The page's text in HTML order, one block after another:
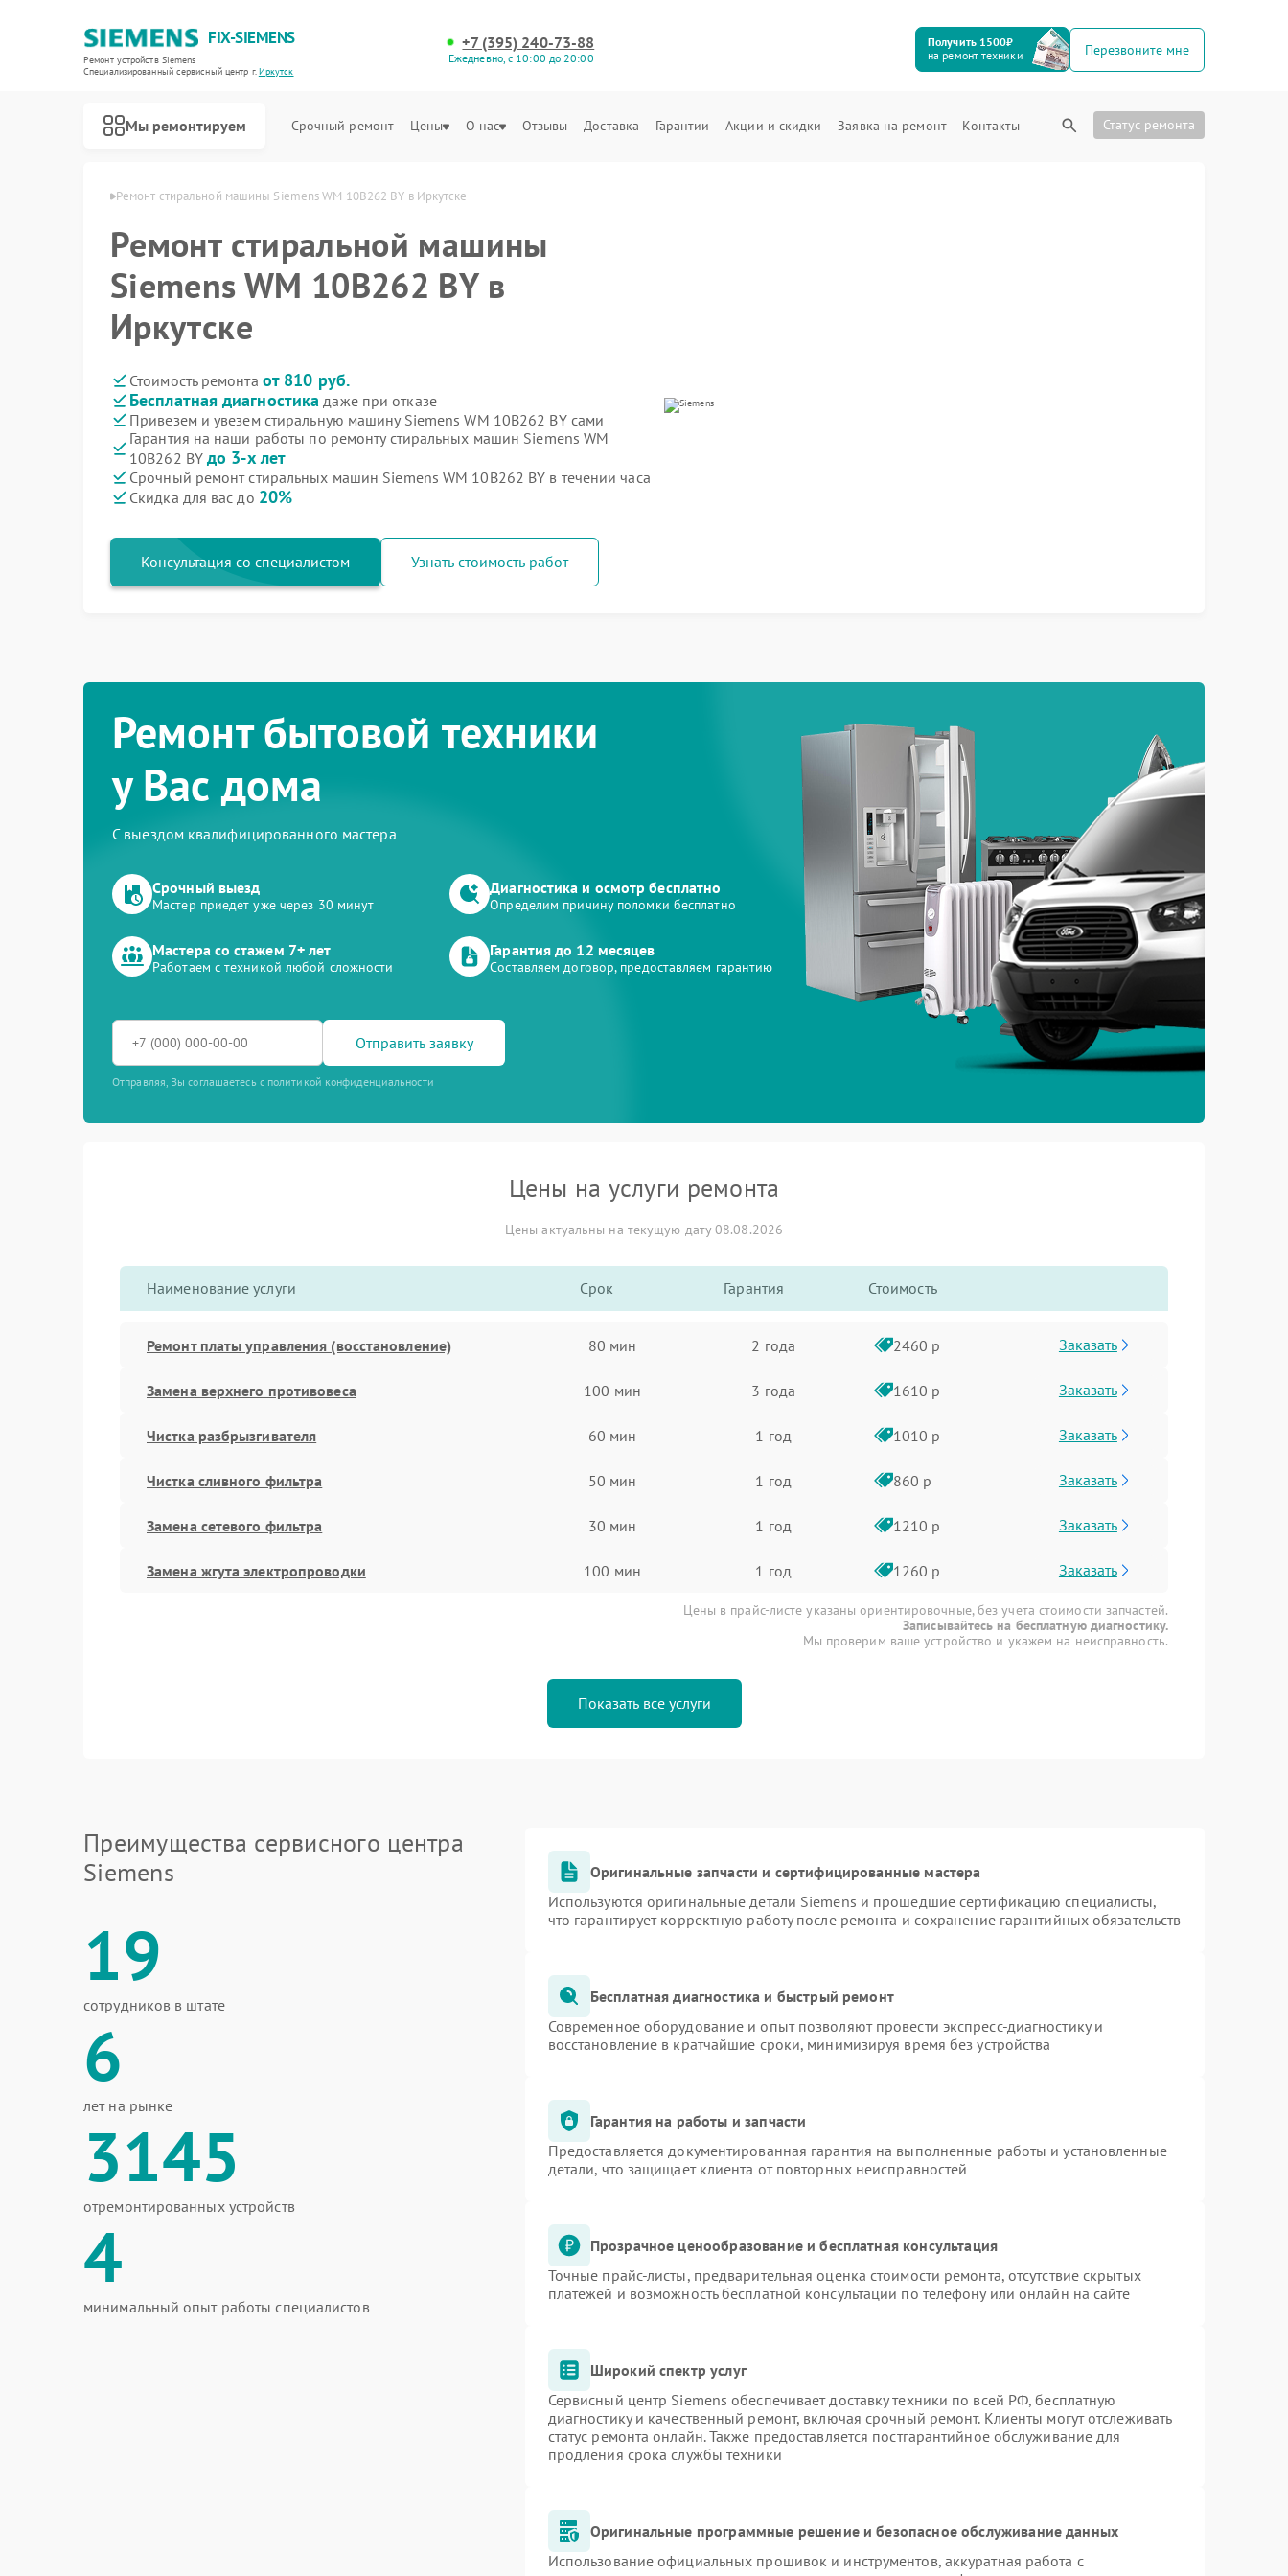
FIX-SIEMENS
Ремонт устройств Siemens
Специализированный cервисный центр г.Иркутск
+7 (395) 240-73-88
Ежедневно, с 10:00 до 20:00
Получить 1500₽
на ремонт техники
Перезвоните мне
Мы ремонтируем Срочный ремонт Цены О нас Отзывы Доставка Гарантии Акции и скидки Заявка на ремонт Контакты Статус ремонта
Ремонт стиральной машины Siemens WM 10B262 BY в Иркутске
Ремонт стиральной машины
Siemens WM 10B262 BY в
Иркутске
Стоимость ремонта от 810 руб.
Бесплатная диагностика даже при отказе
Привезем и увезем стиральную машину Siemens WM 10B262 BY сами
Гарантия на наши работы по ремонту стиральных машин Siemens WM
10B262 BY до 3-х лет
Срочный ремонт стиральных машин Siemens WM 10B262 BY в течении часа
Скидка для вас до 20%
Консультация со специалистом Узнать стоимость работ
Ремонт бытовой техники
у Вас дома
С выездом квалифицированного мастера
Срочный выезд
Мастер приедет уже через 30 минут
Диагностика и осмотр бесплатно
Определим причину поломки бесплатно
Мастера со стажем 7+ лет
Работаем с техникой любой сложности
Гарантия до 12 месяцев
Составляем договор, предоставляем гарантию
Отправить заявку
Отправляя, Вы соглашаетесь с политикой конфиденциальности
Цены на услуги ремонта
Цены актуальны на текущую дату 08.08.2026
Наименование услуги Срок Гарантия Стоимость
Ремонт платы управления (восстановление) 80 мин 2 года 2460 р Заказать
Замена верхнего противовеса 100 мин 3 года 1610 р Заказать
Чистка разбрызгивателя 60 мин 1 год 1010 р Заказать
Чистка сливного фильтра 50 мин 1 год 860 р Заказать
Замена сетевого фильтра 30 мин 1 год 1210 р Заказать
Замена жгута электропроводки 100 мин 1 год 1260 р Заказать
Цены в прайс-листе указаны ориентировочные, без учета стоимости запчастей.
Записывайтесь на бесплатную диагностику.
Мы проверим ваше устройство и укажем на неисправность.
Показать все услуги
Преимущества сервисного центра
Siemens
19
сотрудников в штате
6
лет на рынке
3145
отремонтированных устройств
4
минимальный опыт работы специалистов
Оригинальные запчасти и сертифицированные мастера
Используются оригинальные детали Siemens и прошедшие сертификацию специалисты,
что гарантирует корректную работу после ремонта и сохранение гарантийных обязательств
Бесплатная диагностика и быстрый ремонт
Современное оборудование и опыт позволяют провести экспресс-диагностику и
восстановление в кратчайшие сроки, минимизируя время без устройства
Гарантия на работы и запчасти
Предоставляется документированная гарантия на выполненные работы и установленные
детали, что защищает клиента от повторных неисправностей
Прозрачное ценообразование и бесплатная консультация
Точные прайс-листы, предварительная оценка стоимости ремонта, отсутствие скрытых
платежей и возможность бесплатной консультации по телефону или онлайн на сайте
Широкий спектр услуг
Сервисный центр Siemens обеспечивает доставку техники по всей РФ, бесплатную
диагностику и качественный ремонт, включая срочный ремонт. Клиенты могут отслеживать
статус ремонта онлайн. Также предоставляется постгарантийное обслуживание для
продления срока службы техники
Оригинальные программные решение и безопасное обслуживание данных
Использование официальных прошивок и инструментов, аккуратная работа с